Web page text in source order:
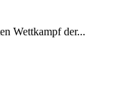
Wettkampf der...